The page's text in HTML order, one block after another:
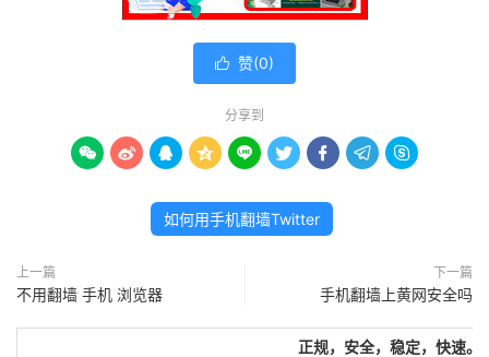
 赞(0)
分享到
        
如何用手机翻墙Twitter
上一篇
不用翻墙 手机 浏览器
下一篇
手机翻墙上黄网安全吗
正规，安全，稳定，快速。